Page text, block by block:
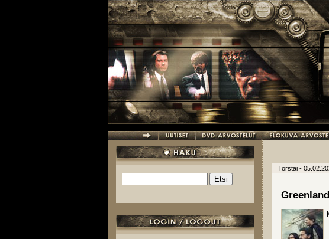
Hakulomake
Torstai -